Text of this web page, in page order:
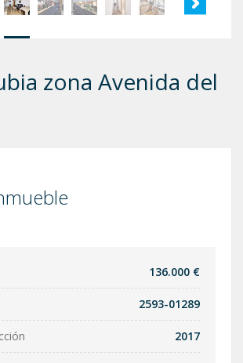
zona Avenida del
136.000 €
2593-01289
2017